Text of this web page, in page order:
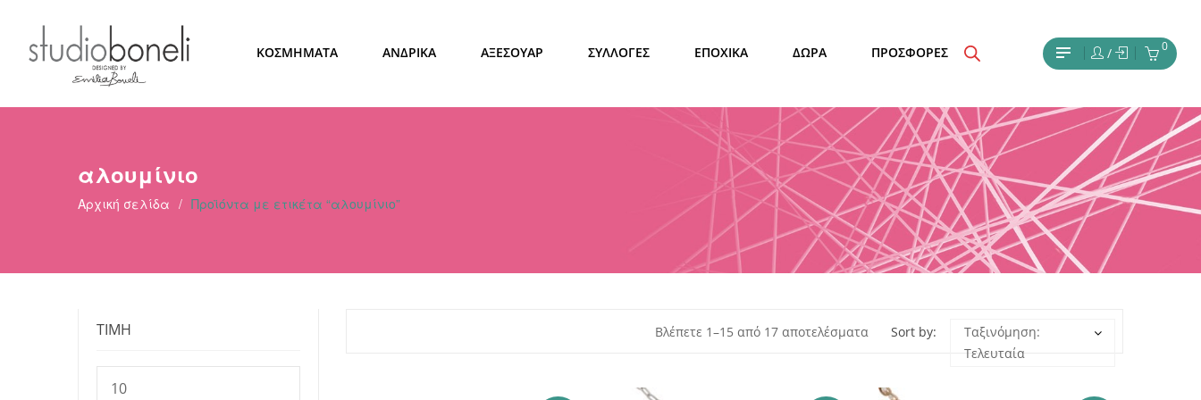
ΚΟΣΜΗΜΑΤΑ ΑΝΔΡΙΚΑ ΑΞΕΣΟΥΑΡ ΣΥΛΛΟΓΕΣ ΕΠΟΧΙΚΑ ΔΩΡΑ ΠΡΟΣΦΟΡΕΣ / 0
αλουμίνιο
Αρχική σελίδα / Προϊόντα με ετικέτα “αλουμίνιο”
ΤΙΜΗ Βλέπετε 1–15 από 17 αποτελέσματα SortedSort by:
Ταξινόμηση:
Τελευταία